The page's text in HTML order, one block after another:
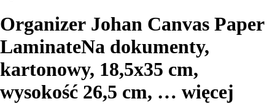
Organizer Johan Canvas Paper
LaminateNa dokumenty,
kartonowy, 18,5x35 cm,
wysokość 26,5 cm, … więcej